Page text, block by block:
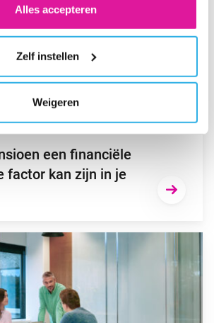
Alles accepteren
Zelf instellen
Weigeren
een financiële
factor kan zijn in je
overstappen naar het nieuwe